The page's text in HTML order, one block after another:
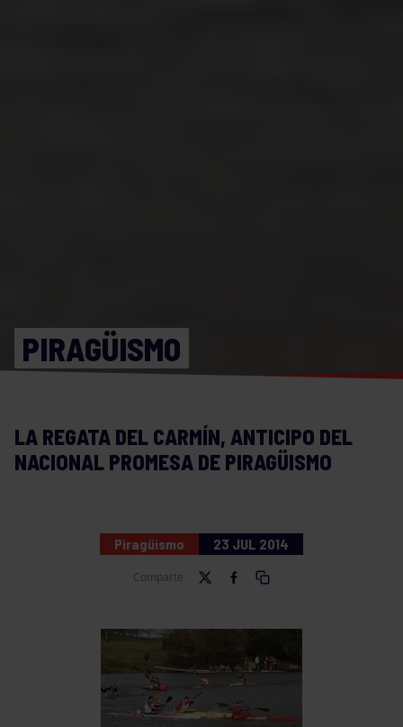
PIRAGÜISMO
LA REGATA DEL CARMÍN, ANTICIPO DEL
NACIONAL PROMESA DE PIRAGÜISMO
Piragüismo 23 JUL 2014
Comparte